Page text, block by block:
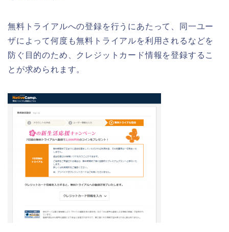
無料トライアルへの登録を行うにあたって、同一ユー
ザによって何度も無料トライアルを利用されるなどを
防ぐ目的のため、クレジットカード情報を登録するこ
とが求められます。